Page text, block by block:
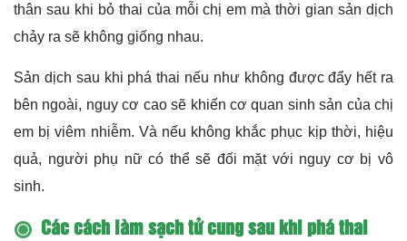
thân sau khi bỏ thai của mỗi chị em mà thời gian sản dịch
chảy ra sẽ không giống nhau.
Sản dịch sau khi phá thai nếu như không được đẩy hết ra
bên ngoài, nguy cơ cao sẽ khiến cơ quan sinh sản của chị
em bị viêm nhiễm. Và nếu không khắc phục kịp thời, hiệu
quả, người phụ nữcó thể sẽ đối mặt với nguy cơ bị vô
sinh.
Các cách làm sạch tử cung sau khi phá thai